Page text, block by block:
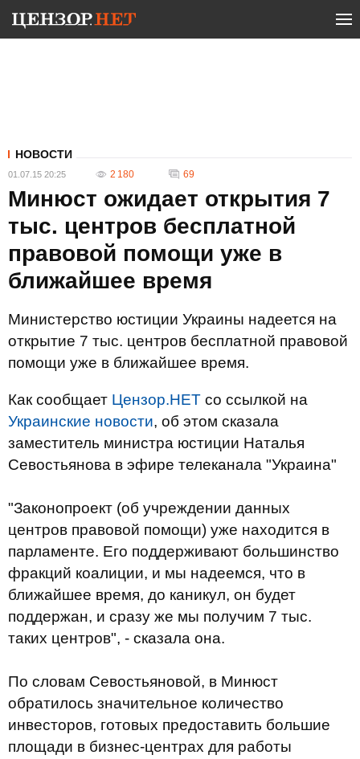
НОВОСТИ
01.07.15 20:25 2 180 69
Минюст ожидает открытия 7
тыс. центров бесплатной
правовой помощи уже в
ближайшее время
Министерство юстиции Украины надеется на
открытие 7 тыс. центров бесплатной правовой
помощи уже в ближайшее время.
Как сообщает Цензор.НЕТ со ссылкой на
Украинские новости, об этом сказала
заместитель министра юстиции Наталья
Севостьянова в эфире телеканала "Украина"
"Законопроект (об учреждении данных
центров правовой помощи) уже находится в
парламенте. Его поддерживают большинство
фракций коалиции, и мы надеемся, что в
ближайшее время, до каникул, он будет
поддержан, и сразу же мы получим 7 тыс.
таких центров", - сказала она.
По словам Севостьяновой, в Минюст
обратилось значительное количество
инвесторов, готовых предоставить большие
площади в бизнес-центрах для работы